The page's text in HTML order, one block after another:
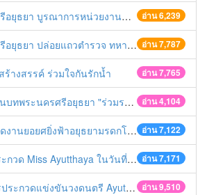
อ่าน 6,239
าตรการตามบทลงโทษสูงสุดกับผู้ประกอบการร้านค้าที่ยังฝ่าฝืนตั้งร้านค้ารุกล้ำเขตพื้นที่ทางหลวง เตรียมความปลอดภัยก่อนเทศกาลสงกรานต์
อ่าน 7,787
นาย ตรวจเข้มท่ารถสาธารณะ สถานีขนส่งรถโดยสาร วินรถตู้ และสถานีรถไฟ เตรียมรับมือเทศกาลสงกรานต์
อ่าน 7,765
ร้างสรรค์ ร่วมใจกันรักน้ำ
อ่าน 4,104
วมรณรงค์ ขับช้า เปิดไฟหน้า คาดเข็มขัด" เทศกาลสงกรานต์ ปี 2561
อ่าน 7,122
านยอยศยิ่งฟ้าอยุธยามรดกโลก
อ่าน 7,171
Ayutthaya ในวันที่ 15 ธันวาคม 2560
อ่าน 9,510
ขันวงดนตรี Ayutthaya battle of the bands